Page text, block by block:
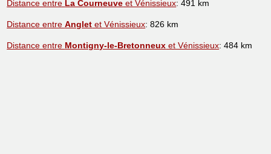
Distance entre La Courneuve et Vénissieux: 491 km
Distance entreAnglet et Vénissieux: 826 km
Distance entre Montigny-le-Bretonneux et Vénissieux: 484 km